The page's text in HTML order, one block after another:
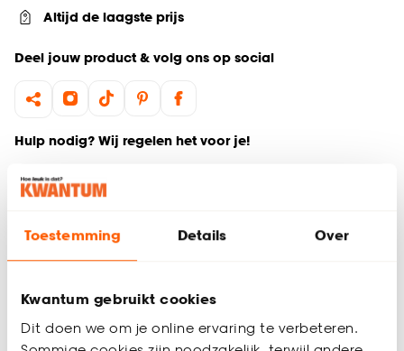
Toestemming Details Over
Kwantum gebruikt cookies
Dit doen we om je online ervaring te verbeteren.
Altijd de laagste prijs
Deel jouw product & volg ons op social
Hulp nodig? Wij regelen het voor je!
Productomschrijving
Wil je zeker weten dat deze gordijnstof bij de rest van jouw
en bekijk of vergelijk eenvoudig welke gordijnstof jouw
favoriet is. Zo ben je 100% zeker van de juiste keuze. De
kleurstalen worden binnen 2 à 3 werkdagen thuisbezorgd en